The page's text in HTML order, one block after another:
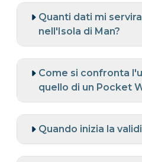
Quanti dati mi
nell'Isola di Man?
Come si confronta
quello di un Pocket
Quando inizia la